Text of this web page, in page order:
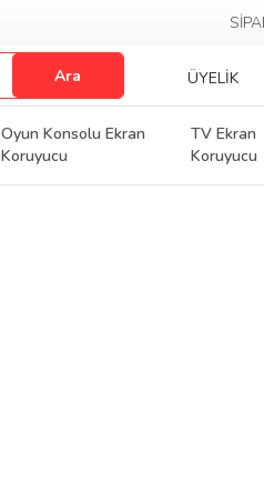
Ara ÜYELİK
Oyun Konsolu Ekran
Koruyucu
TV Ekran
Koruyucu